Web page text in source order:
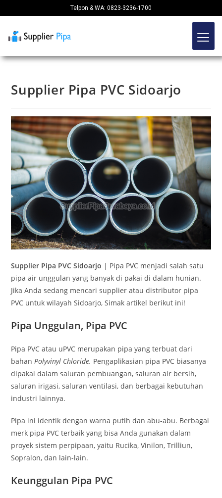
Telpon & WA: 0823-3236-1700
Supplier Pipa PVC Sidoarjo
Supplier Pipa PVC Sidoarjo | Pipa PVC menjadi salah satu
pipa air unggulan yang banyak di pakai di dalam hunian.
Jika Anda sedang mencari supplier atau distributor pipa
PVC untuk wilayah Sidoarjo, Simak artikel berikut ini!
Pipa Unggulan, Pipa PVC
Pipa PVC atau uPVC merupakan pipa yang terbuat dari
bahanPolyvinyl Chloride. Pengaplikasian pipa PVC biasanya
dipakai dalam saluran pembuangan, saluran air bersih,
saluran irigasi, saluran ventilasi, dan berbagai kebutuhan
industri lainnya.
Pipa ini identik dengan warna putih dan abu-abu. Berbagai
merk pipa PVC terbaik yang bisa Anda gunakan dalam
proyek sistem perpipaan, yaitu Rucika, Vinilon, Trilliun,
Sopralon, dan lain-lain.
Keunggulan Pipa PVC